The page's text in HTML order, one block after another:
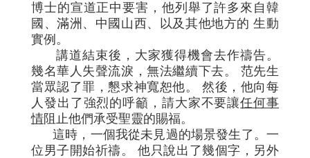
博士的宣道正中要害，他列舉了許多來自韓
國、滿洲、中國山西、以及其他地方的 生動
實例。
講道結束後，大家獲得機會去作禱告。
幾名華人失聲流淚，無法繼續下去。 范先生
當眾認了罪，懇求神寬恕他。 然後，他向每
人發出了強烈的呼籲，請大家不要讓任何事
情阻止他們承受聖靈的賜福。
這時，一個我從未見過的場景發生了。一
位男子開始祈禱。 他只說出了幾個字，另外